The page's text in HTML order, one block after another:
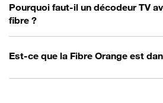
Pourquoi faut-il un décodeur TV
fibre ?
Est-ce que la Fibre Orange est